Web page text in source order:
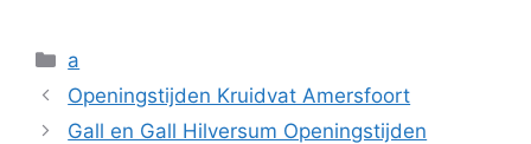
Categorieën
a
Openingstijden Kruidvat Amersfoort
Gall en Gall Hilversum Openingstijden